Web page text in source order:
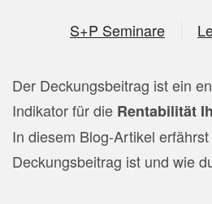
S+P Seminare
Der Deckungsbeitrag ist ein
Indikator für die Rentabilität
In diesem Blog-Artikel
Deckungsbeitrag ist und wie